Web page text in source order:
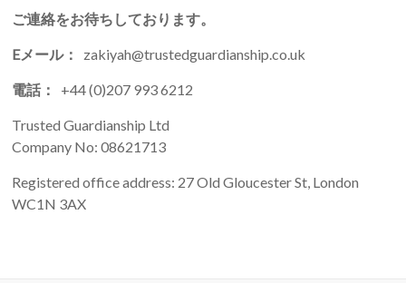
ご連絡をお待ちしております。
Eメール： zakiyah@trustedguardianship.co.uk
電話： +44 (0)207 993 6212
Trusted Guardianship Ltd
Company No: 08621713
Registered office address: 27 Old Gloucester St, London
WC1N 3AX